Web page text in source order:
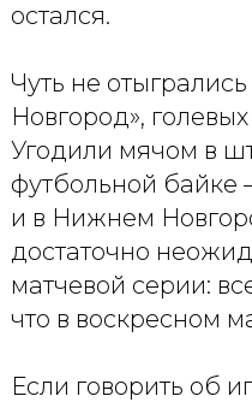
остался.
Чуть не
Новгород»,
Угодили мячом в
футбольной байке
и в Нижнем
достаточно
матчевой серии:
что в воскресном
Если говорить об